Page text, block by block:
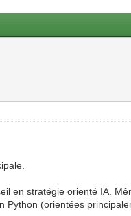
en stratégie orienté IA.
(orientées